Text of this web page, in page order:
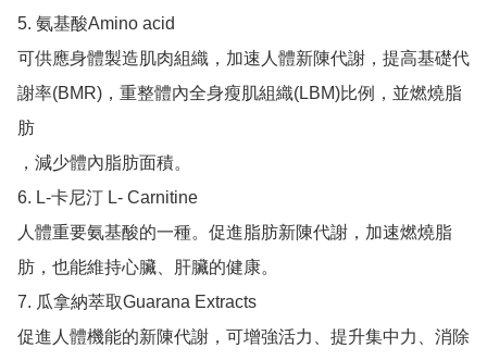
5. 氨基酸Amino acid
可供應身體製造肌肉組織，加速人體新陳代謝，提高基礎代
謝率(BMR)，重整體內全身瘦肌組織(LBM)比例，並燃燒脂
肪
，減少體內脂肪面積。
6. L-卡尼汀 L- Carnitine
人體重要氨基酸的一種。促進脂肪新陳代謝，加速燃燒脂
肪，也能維持心臟、肝臟的健康。
7. 瓜拿納萃取Guarana Extracts
促進人體機能的新陳代謝，可增強活力、提升集中力、消除